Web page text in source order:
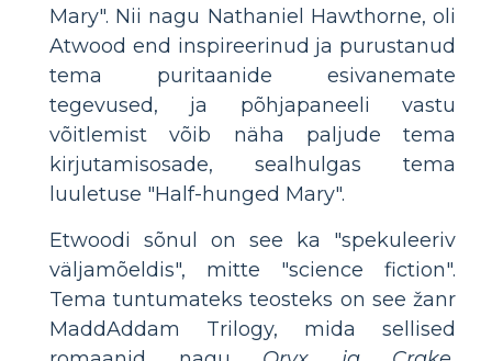
Mary". Nii nagu Nathaniel Hawthorne, oli
Atwood end inspireerinud ja purustanud
tema puritaanide esivanemate
tegevused, ja põhjapaneeli vastu
võitlemist võib näha paljude tema
kirjutamisosade, sealhulgas tema
luuletuse "Half-hunged Mary".
Etwoodi sõnul on see ka "spekuleeriv
väljamõeldis", mitte "science fiction".
Tema tuntumateks teosteks on see žanr
MaddAddam Trilogy, mida sellised